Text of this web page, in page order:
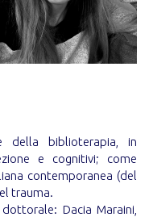
della biblioterapia, in
e cognitivi; come
contemporanea (del
trauma.
Dacia Maraini,